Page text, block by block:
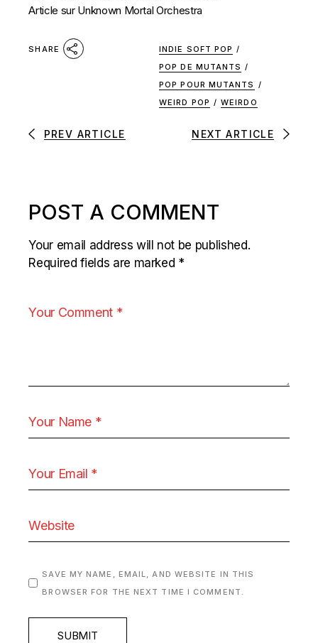
Article sur Unknown Mortal Orchestra
SHARE INDIE SOFT POP /
POP DE MUTANTS /
POP POUR MUTANTS /
WEIRD POP / WEIRDO
PREV ARTICLE NEXT ARTICLE
POST A COMMENT
Your email address will not be published.
Required fields are marked *
SAVE MY NAME, EMAIL, AND WEBSITE IN THIS
BROWSER FOR THE NEXT TIME I COMMENT.
SUBMIT